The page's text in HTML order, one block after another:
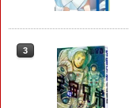
3
3